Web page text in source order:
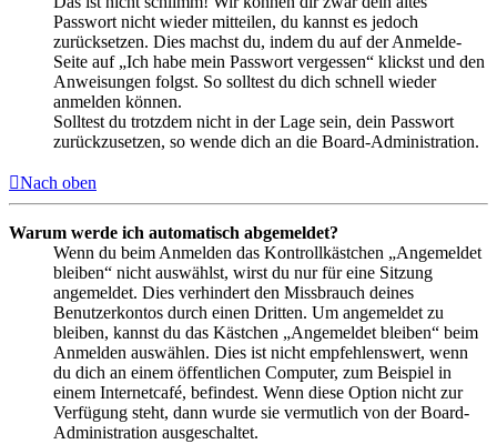
Passwort nicht wieder mitteilen, du kannst es jedoch
zurücksetzen. Dies machst du, indem du auf der Anmelde-
Seite auf „Ich habe mein Passwort vergessen“ klickst und den
Anweisungen folgst. So solltest du dich schnell wieder
anmelden können.
Solltest du trotzdem nicht in der Lage sein, dein Passwort
zurückzusetzen, so wende dich an die Board-Administration.
Nach oben
Warum werde ich automatisch abgemeldet?
Wenn du beim Anmelden das Kontrollkästchen „Angemeldet
bleiben“ nicht auswählst, wirst du nur für eine Sitzung
angemeldet. Dies verhindert den Missbrauch deines
Benutzerkontos durch einen Dritten. Um angemeldet zu
bleiben, kannst du das Kästchen „Angemeldet bleiben“ beim
Anmelden auswählen. Dies ist nicht empfehlenswert, wenn
du dich an einem öffentlichen Computer, zum Beispiel in
einem Internetcafé, befindest. Wenn diese Option nicht zur
Verfügung steht, dann wurde sie vermutlich von der Board-
Administration ausgeschaltet.